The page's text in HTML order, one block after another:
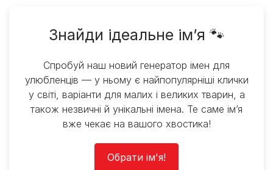
Знайди ідеальне ім’я 🐾
Спробуй наш новий генератор імен для
улюбленців — у ньому є найпопулярніші клички
у світі, варіанти для малих і великих тварин, а
також незвичні й унікальні імена. Те саме ім’я
вже чекає на вашого хвостика!
Обрати ім'я!